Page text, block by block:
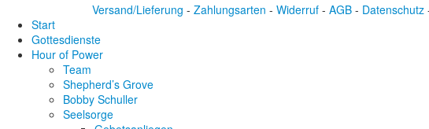
Versand/Lieferung - Zahlungsarten - Widerruf - AGB - Datenschutz
Start
Gottesdienste
Hour of Power
Team
Shepherd’s Grove
Bobby Schuller
Seelsorge